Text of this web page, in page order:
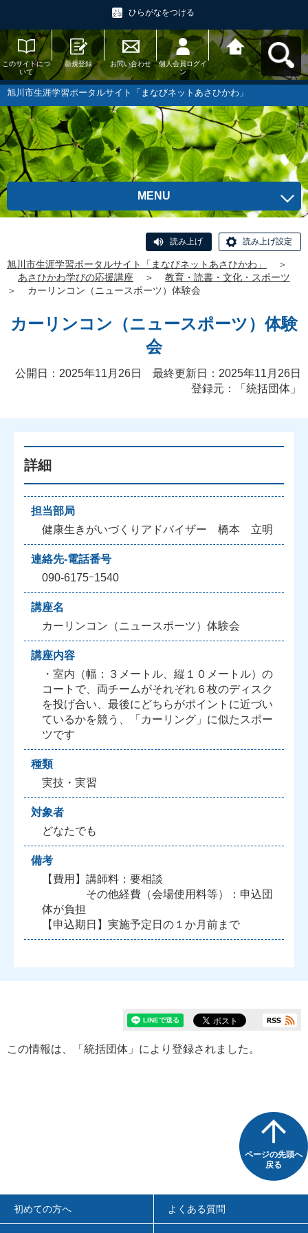
ひらがなをつける
このサイトにつ
いて
新規登録 お問い合わせ
個人会員ログイ
ン
旭川市生涯学習
ポータルサイト
「まなびネット
あさひかわ」へ
戻る
旭川市生涯学習ポータルサイト「まなびネットあさひかわ」
MENU
読み上げ 読み上げ設定
旭川市生涯学習ポータルサイト「まなびネットあさひかわ」
＞
あさひかわ学びの応援講座
＞
教育・読書・文化・スポーツ
＞
カーリンコン（ニュースポーツ）体験会
カーリンコン（ニュースポーツ）体験
会
公開日：2025年11月26日 最終更新日：2025年11月26日
登録元：「統括団体」
詳細
担当部局
健康生きがいづくりアドバイザー 橋本 立明
連絡先-電話番号
090-6175ｰ1540
講座名
カーリンコン（ニュースポーツ）体験会
講座内容
・室内（幅：３メートル、縦１０メートル）の
コートで、両チームがそれぞれ６枚のディスク
を投げ合い、最後にどちらがポイントに近づい
ているかを競う、「カーリング」に似たスポー
ツです
種類
実技・実習
対象者
どなたでも
備考
【費用】講師料：要相談
その他経費（会場使用料等）：申込団
体が負担
【申込期日】実施予定日の１か月前まで
この情報は、「統括団体」により登録されました。
ページの先頭へ
戻る
初めての方へ よくある質問